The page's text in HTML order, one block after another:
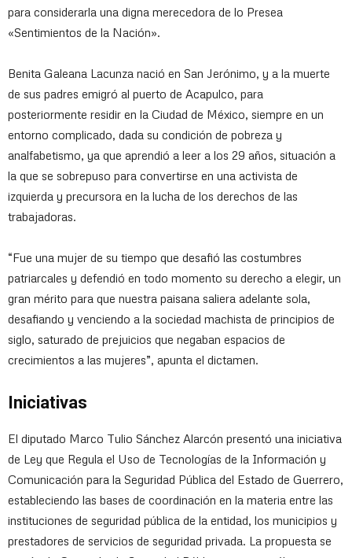
para considerarla una digna merecedora de lo Presea
«Sentimientos de la Nación».
Benita Galeana Lacunza nació en San Jerónimo, y a la muerte
de sus padres emigró al puerto de Acapulco, para
posteriormente residir en la Ciudad de México, siempre en un
entorno complicado, dada su condición de pobreza y
analfabetismo, ya que aprendió a leer a los 29 años, situación a
la que se sobrepuso para convertirse en una activista de
izquierda y precursora en la lucha de los derechos de las
trabajadoras.
“Fue una mujer de su tiempo que desafió las costumbres
patriarcales y defendió en todo momento su derecho a elegir, un
gran mérito para que nuestra paisana saliera adelante sola,
desafiando y venciendo a la sociedad machista de principios de
siglo, saturado de prejuicios que negaban espacios de
crecimientos a las mujeres”, apunta el dictamen.
Iniciativas
El diputado Marco Tulio Sánchez Alarcón presentó una iniciativa
de Ley que Regula el Uso de Tecnologías de la Información y
Comunicación para la Seguridad Pública del Estado de Guerrero,
estableciendo las bases de coordinación en la materia entre las
instituciones de seguridad pública de la entidad, los municipios y
prestadores de servicios de seguridad privada. La propuesta se